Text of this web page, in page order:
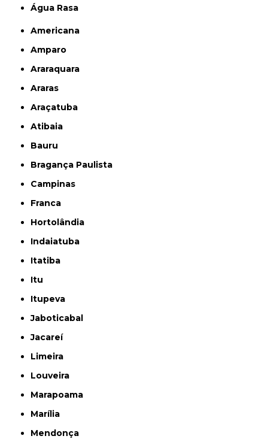
Água Rasa
Americana
Amparo
Araraquara
Araras
Araçatuba
Atibaia
Bauru
Bragança Paulista
Campinas
Franca
Hortolândia
Indaiatuba
Itatiba
Itu
Itupeva
Jaboticabal
Jacareí
Limeira
Louveira
Marapoama
Marília
Mendonça